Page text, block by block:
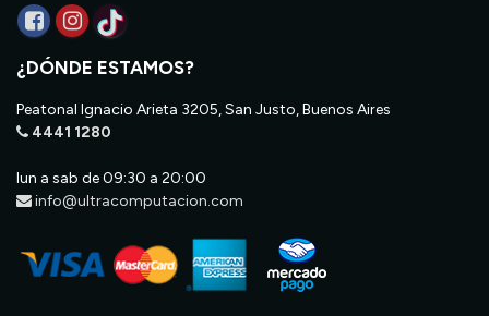
¿DÓNDE ESTAMOS?
Peatonal Ignacio Arieta 3205, San Justo, Buenos Aires
4441 1280
lun a sab de 09:30 a 20:00
info@ultracomputacion.com